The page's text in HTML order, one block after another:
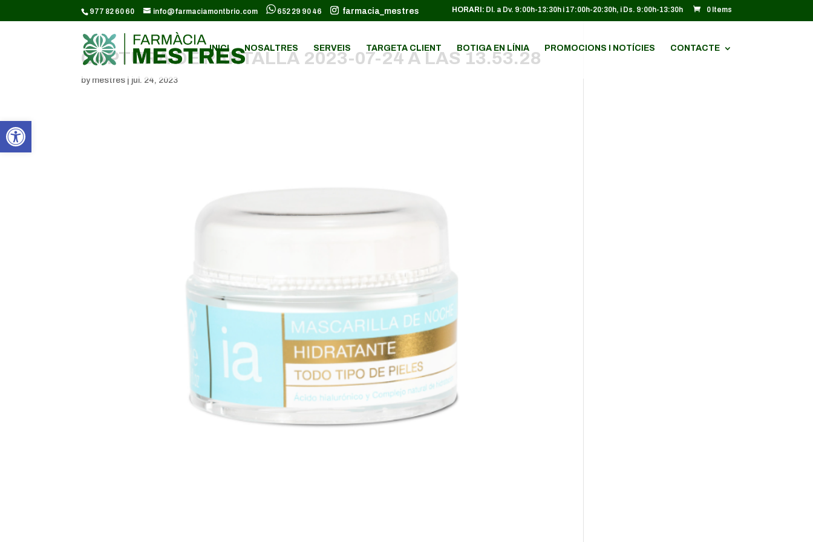
Obre la barra d'eines
CODI GOOGLE ANALYTICS:
977 82 60 60 info@farmaciamontbrio.com 652 29 90 46 farmacia_mestres HORARI: Dl. a Dv. 9:00h-13:30h i 17:00h-20:30h, i Ds. 9:00h-13:30h 0 Items
INICI NOSALTRES SERVEIS TARGETA CLIENT BOTIGA EN LÍNIA PROMOCIONS I NOTÍCIES CONTACTE
CAPTURA DE PANTALLA 2023-07-24 A LAS 13.53.28
by mestres | jul. 24, 2023